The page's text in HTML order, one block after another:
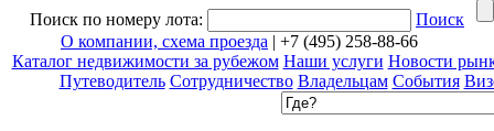
Поиск по номеру лота:
Поиск
О компании, схема проезда | +7 (495) 258-88-66
Каталог недвижимости за рубежом Наши услуги Новости
Путеводитель Сотрудничество Владельцам События